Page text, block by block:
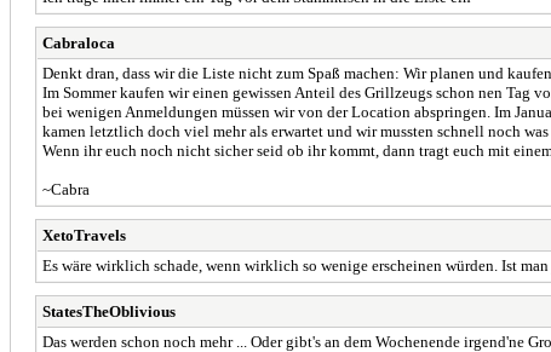
Cabraloca
Denkt dran, dass wir die Liste nicht zum Spaß machen: Wir planen und
Im Sommer kaufen wir einen gewissen Anteil des Grillzeugs schon nen Tag
bei wenigen Anmeldungen müssen wir von der Location abspringen. Im
kamen letztlich doch viel mehr als erwartet und wir mussten schnell noch
Wenn ihr euch noch nicht sicher seid ob ihr kommt, dann tragt euch mit
~Cabra
XetoTravels
Es wäre wirklich schade, wenn wirklich so wenige erscheinen würden. Ist
StatesTheOblivious
Das werden schon noch mehr ... Oder gibt's an dem Wochenende irgend'ne